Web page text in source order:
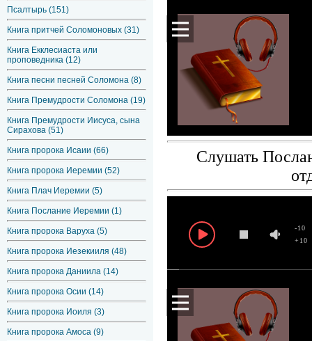
Псалтырь (151)
Книга притчей Соломоновых (31)
Книга Екклесиаста или
проповедника (12)
Книга песни песней Соломона (8)
Книга Премудрости Соломона (19)
Книга Премудрости Иисуса, сына
Сирахова (51)
Книга пророка Исаии (66)
Книга пророка Иеремии (52)
Книга Плач Иеремии (5)
Книга Послание Иеремии (1)
Книга пророка Варуха (5)
Книга пророка Иезекииля (48)
Книга пророка Даниила (14)
Книга пророка Осии (14)
Книга пророка Иоиля (3)
Книга пророка Амоса (9)
Слушать
+10
-10